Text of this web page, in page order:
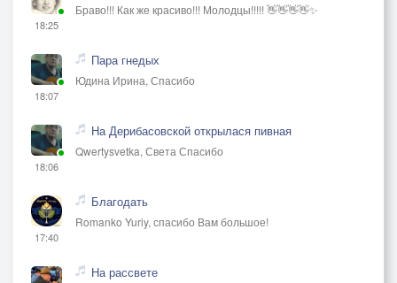
18:25
Браво!!! Как же красиво!!! Молодцы!!!!! 👋👋👋👋✨
18:07
Пара гнедых
Юдина Ирина, Спасибо
18:06
На Дерибасовской открылася пивная
Qwertysvetka, Света Спасибо
17:40
Благодать
Romanko Yuriy, спасибо Вам большое!
На рассвете